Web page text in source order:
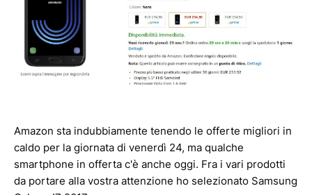
Amazon sta indubbiamente tenendo le offerte migliori in
caldo per la giornata di venerdì 24, ma qualche
smartphone in offerta c'è anche oggi. Fra i vari prodotti
da portare alla vostra attenzione ho selezionato Samsung